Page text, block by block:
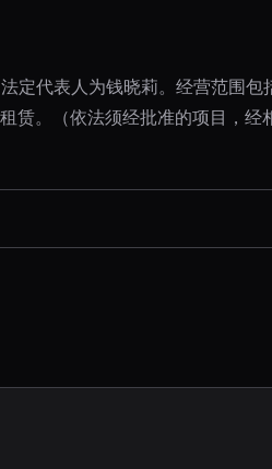
代表人为钱晓莉。经营范围包
。（依法须经批准的项目，经